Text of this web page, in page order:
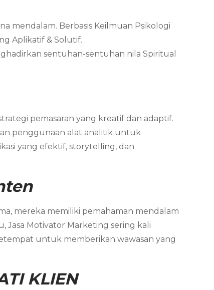
mendalam. Berbasis Keilmuan Psikologi
Aplikatif & Solutif.
sentuhan-sentuhan nila Spiritual
pemasaran yang kreatif dan adaptif.
penggunaan alat analitik untuk
yang efektif, storytelling, dan
mereka memiliki pemahaman mendalam
Jasa Motivator Marketing sering kali
untuk memberikan wawasan yang
KLIEN